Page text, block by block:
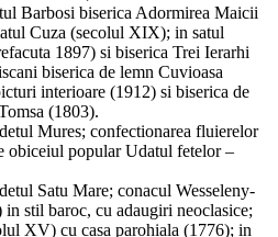
Barbosi biserica Adormirea Maicii
Cuza (secolul XIX); in satul
1897) si biserica Trei Ierarhi
biserica de lemn Cuvioasa
interioare (1912) si biserica de
(1803).
Mures; confectionarea fluierelor
obiceiul popular Udatul fetelor –
Satu Mare; conacul Wesseleny-
stil baroc, cu adaugiri neoclasice;
XV) cu casa parohiala (1776); in